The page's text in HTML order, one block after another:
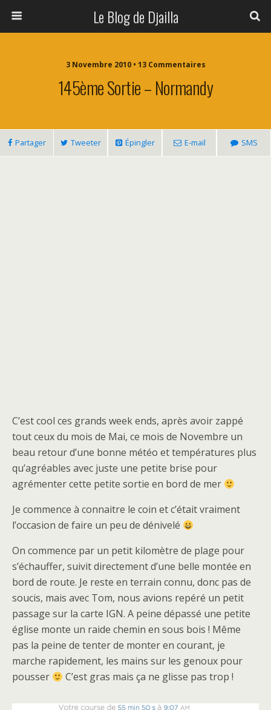
Le Blog de Djailla
3 Novembre 2010 • 13 Commentaires
145ème Sortie – Normandy
Partager Tweeter Épingler E-mail SMS
C’est cool ces grands week ends, après avoir zappé
tout ceux du mois de Mai, ce mois de Novembre un
beau retour d’une bonne météo et températures plus
qu’agréables avec juste une petite brise pour
agrémenter cette petite sortie en bord de mer
Je commence à connaitre le coin et c’était vraiment
l’occasion de faire un peu de dénivelé
On commence par un petit kilomètre de plage pour
s’échauffer, suivit directement d’une belle montée en
bord de route. Je reste en terrain connu, donc pas de
soucis, mais avec Tom, nous avions repéré un petit
passage sur la carte IGN. A peine dépassé une petite
église monte un raide chemin en sous bois ! Même
pas la peine de tenter de monter en courant, je
marche rapidement, les mains sur les genoux pour
pousser
C’est gras mais ça ne glisse pas trop !